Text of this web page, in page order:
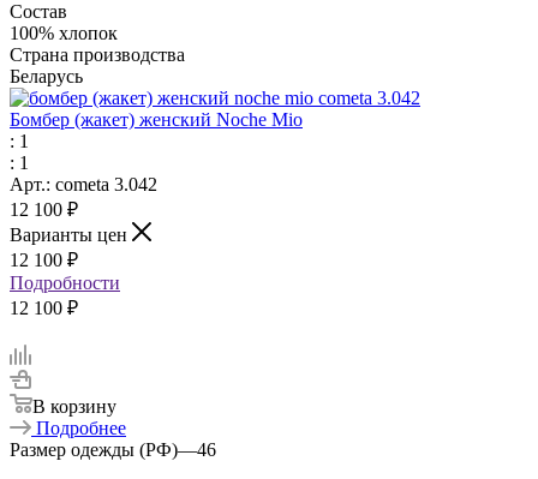
Состав
100% хлопок
Страна производства
Беларусь
Бомбер (жакет) женский Noche Mio
: 1
: 1
Арт.: cometa 3.042
12 100 ₽
Варианты цен
12 100 ₽
Подробности
12 100 ₽
В корзину
Подробнее
Размер одежды (РФ)—46